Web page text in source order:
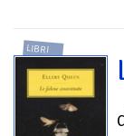
LIBRI